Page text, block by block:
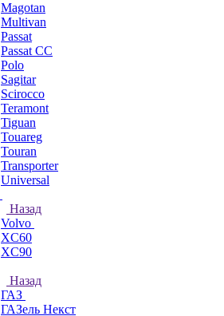
Magotan
Multivan
Passat
Passat CC
Polo
Sagitar
Scirocco
Teramont
Tiguan
Touareg
Touran
Transporter
Universal
Назад
Volvo
XC60
XC90
Назад
ГАЗ
ГАЗель Некст